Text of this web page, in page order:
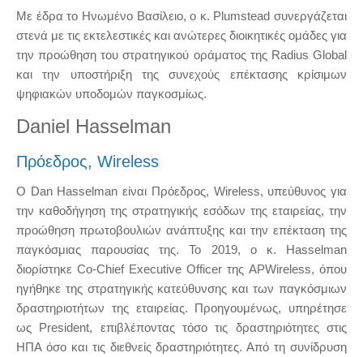
Με έδρα το Ηνωμένο Βασίλειο, ο κ. Plumstead συνεργάζεται
στενά με τις εκτελεστικές και ανώτερες διοικητικές ομάδες για
την προώθηση του στρατηγικού οράματος της Radius Global
και την υποστήριξη της συνεχούς επέκτασης κρίσιμων
ψηφιακών υποδομών παγκοσμίως.
Daniel Hasselman
Πρόεδρος, Wireless
Ο Dan Hasselman είναι Πρόεδρος, Wireless, υπεύθυνος για
την καθοδήγηση της στρατηγικής εσόδων της εταιρείας, την
προώθηση πρωτοβουλιών ανάπτυξης και την επέκταση της
παγκόσμιας παρουσίας της. Το 2019, ο κ. Hasselman
διορίστηκε Co-Chief Executive Officer της APWireless, όπου
ηγήθηκε της στρατηγικής κατεύθυνσης και των παγκόσμιων
δραστηριοτήτων της εταιρείας. Προηγουμένως, υπηρέτησε
ως President, επιβλέποντας τόσο τις δραστηριότητες στις
ΗΠΑ όσο και τις διεθνείς δραστηριότητες. Από τη συνίδρυση